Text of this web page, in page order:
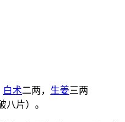
白术二两， 生姜三两
八片）。